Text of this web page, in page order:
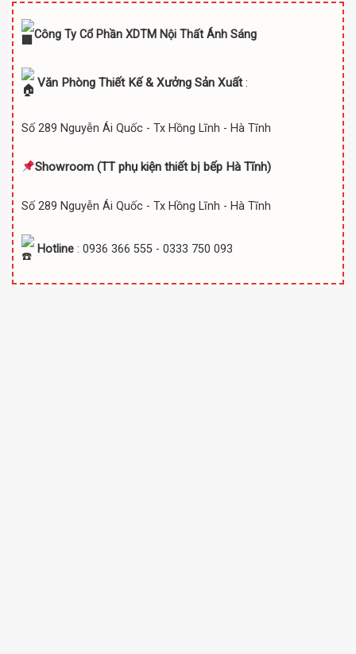
Công Ty Cổ Phần XDTM Nội Thất Ánh Sáng
Văn Phòng Thiết Kế & Xưởng Sản Xuất:
Số 289 Nguyễn Ái Quốc - Tx Hồng Lĩnh - Hà Tĩnh
Showroom (TTphụ kiện thiết bị bếp Hà Tĩnh)
Số 289 Nguyễn Ái Quốc - Tx Hồng Lĩnh - Hà Tĩnh
Hotline : 0936 366 555 - 0333 750 093